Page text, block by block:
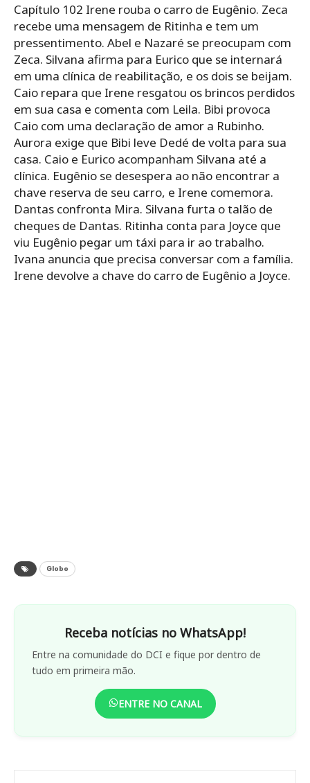
Capítulo 102 Irene rouba o carro de Eugênio. Zeca
recebe uma mensagem de Ritinha e tem um
pressentimento. Abel e Nazaré se preocupam com
Zeca. Silvana afirma para Eurico que se internará
em uma clínica de reabilitação, e os dois se beijam.
Caio repara que Irene resgatou os brincos perdidos
em sua casa e comenta com Leila. Bibi provoca
Caio com uma declaração de amor a Rubinho.
Aurora exige que Bibi leve Dedé de volta para sua
casa. Caio e Eurico acompanham Silvana até a
clínica. Eugênio se desespera ao não encontrar a
chave reserva de seu carro, e Irene comemora.
Dantas confronta Mira. Silvana furta o talão de
cheques de Dantas. Ritinha conta para Joyce que
viu Eugênio pegar um táxi para ir ao trabalho.
Ivana anuncia que precisa conversar com a família.
Irene devolve a chave do carro de Eugênio a Joyce.
Globo
Receba notícias no WhatsApp!
Entre na comunidade do DCI e fique por dentro de
tudo em primeira mão.
ENTRE NO CANAL